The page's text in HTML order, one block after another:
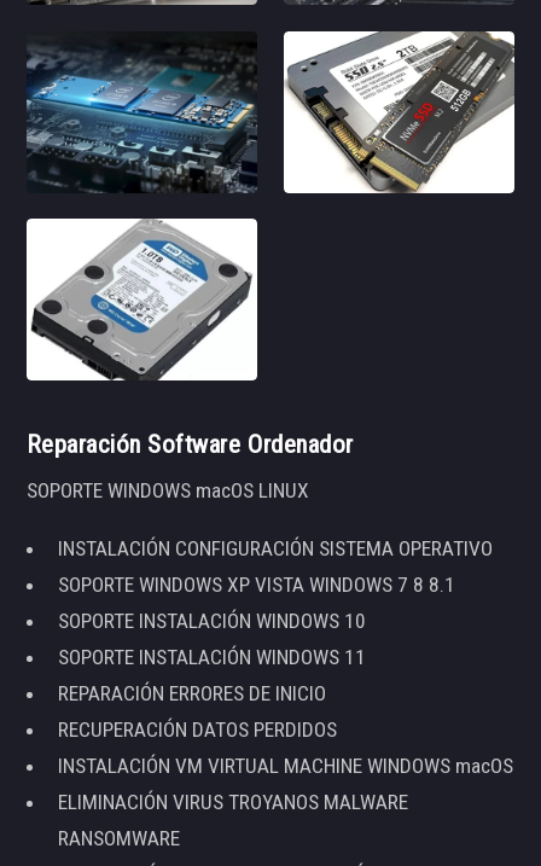
Reparación Software Ordenador
SOPORTE WINDOWS macOS LINUX
INSTALACIÓN CONFIGURACIÓN SISTEMA OPERATIVO
SOPORTE WINDOWS XP VISTA WINDOWS 7 8 8.1
SOPORTE INSTALACIÓN WINDOWS 10
SOPORTE INSTALACIÓN WINDOWS 11
REPARACIÓN ERRORES DE INICIO
RECUPERACIÓN DATOS PERDIDOS
INSTALACIÓN VM VIRTUAL MACHINE WINDOWS macOS
ELIMINACIÓN VIRUS TROYANOS MALWARE
RANSOMWARE